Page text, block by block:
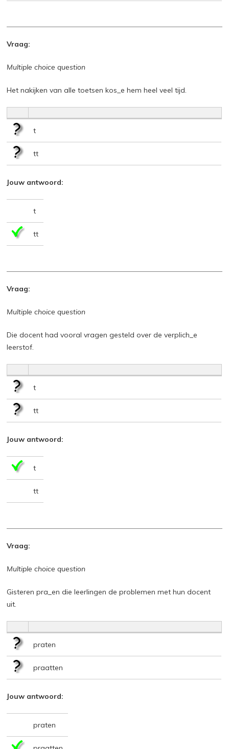
Vraag:
Multiple choice question
Het nakijken van alle toetsen kos_e hem heel veel tijd.
t
tt
Jouw antwoord:
t
tt
Vraag:
Multiple choice question
Die docent had vooral vragen gesteld over de verplich_e
leerstof.
t
tt
Jouw antwoord:
t
tt
Vraag:
Multiple choice question
Gisteren pra_en die leerlingen de problemen met hun docent
uit.
praten
praatten
Jouw antwoord:
praten